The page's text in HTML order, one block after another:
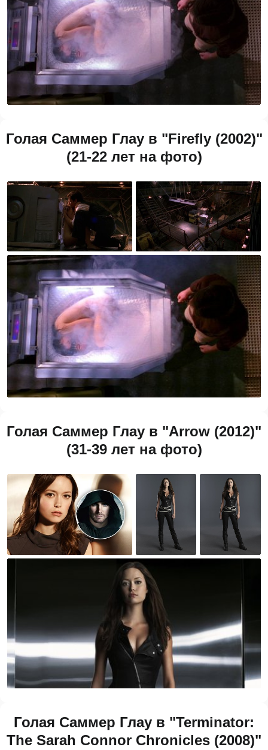
Голая Саммер Глау в "Firefly (2002)"
(21-22 лет на фото)
Голая Саммер Глау в "Arrow (2012)"
(31-39 лет на фото)
Голая Саммер Глау в "Terminator:
The Sarah Connor Chronicles (2008)"